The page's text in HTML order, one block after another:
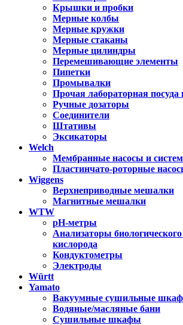
Крышки и пробки
Мерные колбы
Мерные кружки
Мерные стаканы
Мерные цилиндры
Перемешивающие элементы
Пипетки
Промывалки
Прочая лабораторная
Ручные дозаторы
Соединители
Штативы
Эксикаторы
Welch
Мембранные насосы и
Пластинчато-роторные
Wiggens
Верхнеприводные мешалки
Магнитные мешалки
WTW
pH-метры
Анализаторы
кислорода
Кондуктометры
Электроды
Württ
Yamato
Вакуумные сушильные
Водяные/масляные бани
Сушильные шкафы